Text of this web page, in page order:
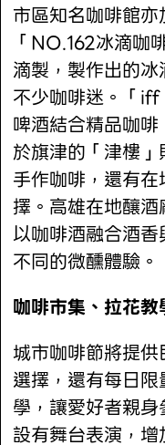
市區知名咖啡館
「NO.162冰滴咖
滴製，製作出的
不少咖啡迷。「
啤酒結合精品咖
於旗津的「津樓
手作咖啡，還有
擇。高雄在地釀酒
以咖啡酒融合酒
不同的微醺體驗。
咖啡市集、拉花
城市咖啡節將提
選擇，還有每日
學，讓愛好者親
設有舞台表演，